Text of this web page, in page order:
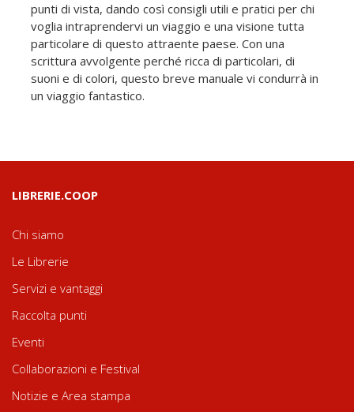
punti di vista, dando così consigli utili e pratici per chi
voglia intraprendervi un viaggio e una visione tutta
particolare di questo attraente paese. Con una
scrittura avvolgente perché ricca di particolari, di
suoni e di colori, questo breve manuale vi condurrà in
un viaggio fantastico.
LIBRERIE.COOP
Chi siamo
Le Librerie
Servizi e vantaggi
Raccolta punti
Eventi
Collaborazioni e Festival
Notizie e Area stampa